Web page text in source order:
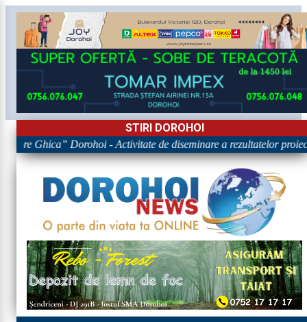
STIRI DOROHOI
Ghica” Dorohoi - Activitate de diseminare a rezultatelor